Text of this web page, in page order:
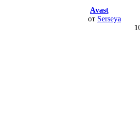
Avast
от Serseya